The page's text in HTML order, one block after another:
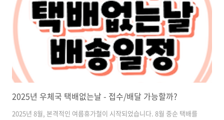
2025년 우체국 택배없는날 - 접수/배달 가능할까?
2025년 8월, 본격적인 여름휴가철이 시작되었습니다. 8월 중순 택배를